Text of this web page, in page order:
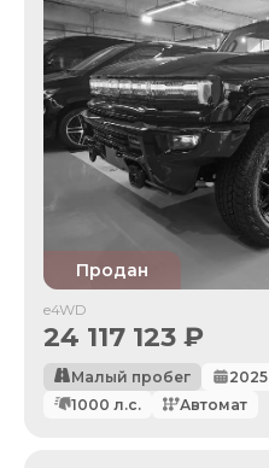
Продан
e4WD
24 117 123 ₽
Малый пробег 2025
1000 л.с. Автомат